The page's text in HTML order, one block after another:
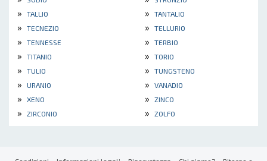
» TALLIO » TANTALIO
» TECNEZIO » TELLURIO
» TENNESSE » TERBIO
» TITANIO » TORIO
» TULIO » TUNGSTENO
» URANIO » VANADIO
» XENO » ZINCO
» ZIRCONIO » ZOLFO